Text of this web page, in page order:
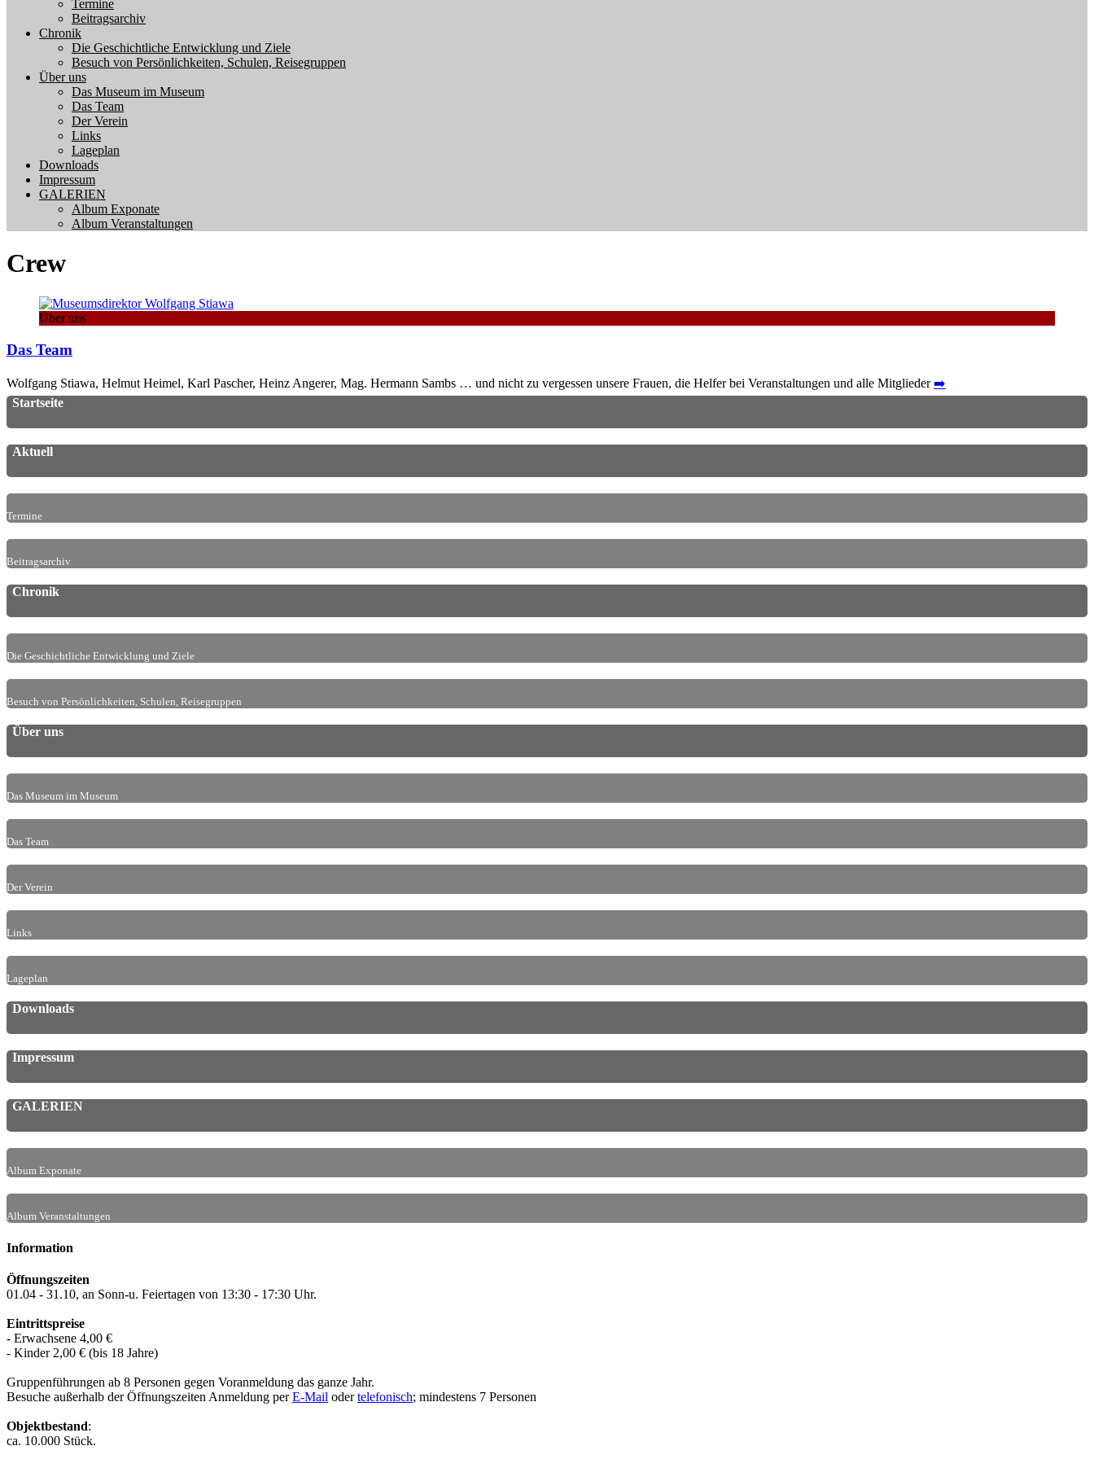
Termine
Beitragsarchiv
Chronik
Die Geschichtliche Entwicklung und Ziele
Besuch von Persönlichkeiten, Schulen, Reisegruppen
Über uns
Das Museum im Museum
Das Team
Der Verein
Links
Lageplan
Downloads
Impressum
GALERIEN
Album Exponate
Album Veranstaltungen
Crew
Über uns
Das Team
Wolfgang Stiawa, Helmut Heimel, Karl Pascher, Heinz Angerer, Mag. Hermann Sambs … und nicht zu vergessen unsere Frauen, die Helfer bei Veranstaltungen und alle Mitglieder➡️
Startseite
Aktuell
Termine
Beitragsarchiv
Chronik
Die Geschichtliche Entwicklung und Ziele
Besuch von Persönlichkeiten, Schulen, Reisegruppen
Über uns
Das Museum im Museum
Das Team
Der Verein
Links
Lageplan
Downloads
Impressum
GALERIEN
Album Exponate
Album Veranstaltungen
Information
Öffnungszeiten
01.04 - 31.10, an Sonn-u. Feiertagen von 13:30 - 17:30 Uhr.
Eintrittspreise
- Erwachsene 4,00 €
- Kinder 2,00 € (bis 18 Jahre)
Gruppenführungen ab 8 Personen gegen Voranmeldung das ganze Jahr.
Besuche außerhalb der Öffnungszeiten Anmeldung perE-Mail odertelefonisch; mindestens 7 Personen
Objektbestand:
ca. 10.000 Stück.